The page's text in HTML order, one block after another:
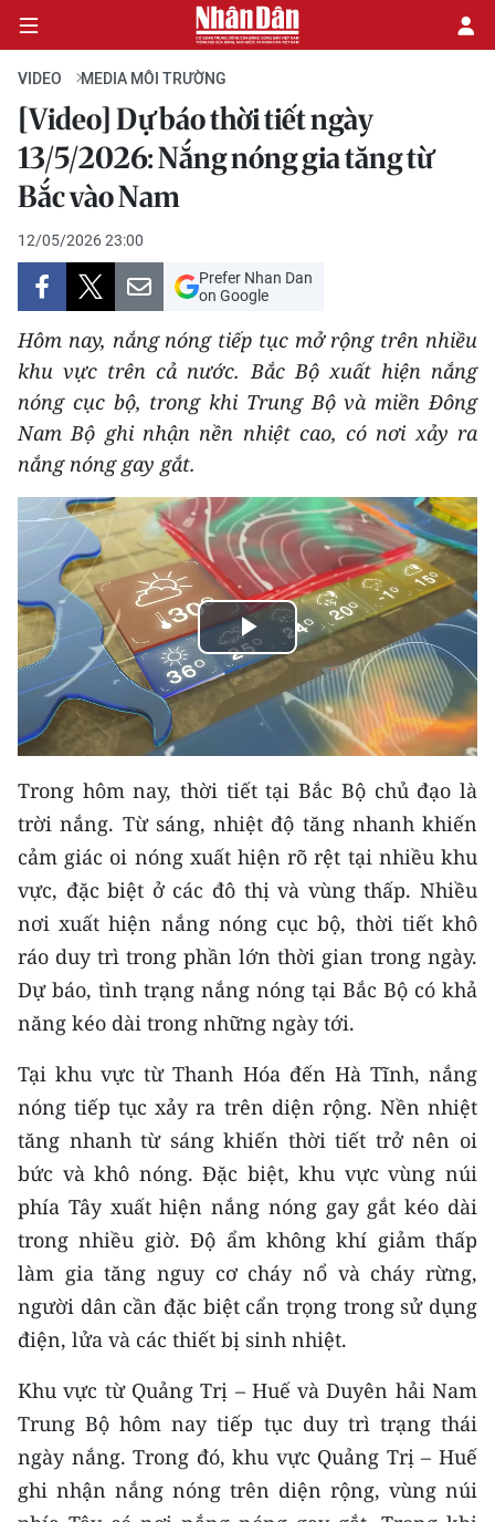
CHÍNH TRỊ
KINH TẾ
VĂN HÓA
XÃ HỘI
PHÁP LUẬT
DU LỊCH
THẾ GIỚI
THỂ THAO
GIÁO DỤC
Y TẾ
KHOA HỌC - CÔNG NGHỆ
MÔI TRƯỜNG
BẠN ĐỌC
KIỂM CHỨNG THÔNG TIN
TRI THỨC CHUYÊN SÂU
54 DÂN TỘC VIỆT NAM
CHƯƠNG TRÌNH OCOP - MỖI XÃ
MỘT SẢN PHẨM
RADIO
MEDIA CENTER
E-Magazine
Video
Media Chính trị
Media Kinh tế
Media Văn hóa
Media Xã hội
Media Pháp luật
VIDEO MEDIA MÔI TRƯỜNG
[Video] Dự báo thời tiết ngày
13/5/2026: Nắng nóng gia tăng từ
Bắc vào Nam
12/05/2026 23:00
Prefer Nhan Dan
on Google
Hôm nay, nắng nóng tiếp tục mở rộng trên nhiều
khu vực trên cả nước. Bắc Bộ xuất hiện nắng
nóng cục bộ, trong khi Trung Bộ và miền Đông
Nam Bộ ghi nhận nền nhiệt cao, có nơi xảy ra
nắng nóng gay gắt.
Play
Video
Trong hôm nay, thời tiết tại Bắc Bộ chủ đạo là
trời nắng. Từ sáng, nhiệt độ tăng nhanh khiến
cảm giác oi nóng xuất hiện rõ rệt tại nhiều khu
vực, đặc biệt ở các đô thị và vùng thấp. Nhiều
nơi xuất hiện nắng nóng cục bộ, thời tiết khô
ráo duy trì trong phần lớn thời gian trong ngày.
Dự báo, tình trạng nắng nóng tại Bắc Bộ có khả
năng kéo dài trong những ngày tới.
Tại khu vực từ Thanh Hóa đến Hà Tĩnh, nắng
nóng tiếp tục xảy ra trên diện rộng. Nền nhiệt
tăng nhanh từ sáng khiến thời tiết trở nên oi
bức và khô nóng. Đặc biệt, khu vực vùng núi
phía Tây xuất hiện nắng nóng gay gắt kéo dài
trong nhiều giờ. Độ ẩm không khí giảm thấp
làm gia tăng nguy cơ cháy nổ và cháy rừng,
người dân cần đặc biệt cẩn trọng trong sử dụng
điện, lửa và các thiết bị sinh nhiệt.
Khu vực từ Quảng Trị – Huế và Duyên hải Nam
Trung Bộ hôm nay tiếp tục duy trì trạng thái
ngày nắng. Trong đó, khu vực Quảng Trị – Huế
ghi nhận nắng nóng trên diện rộng, vùng núi